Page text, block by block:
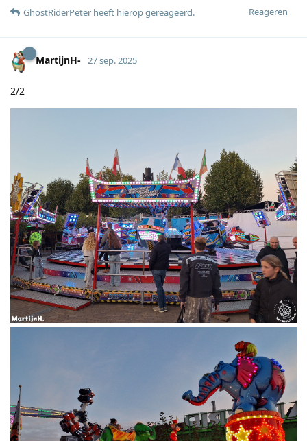
Reageren
GhostRiderPeter heeft hierop gereageerd.
MartijnH- 27 sep. 2025
2/2